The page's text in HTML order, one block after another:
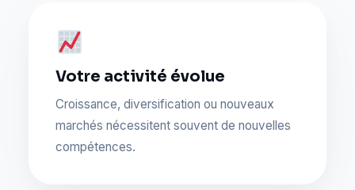
Votre activité évolue
Croissance, diversification ou nouveaux
marchés nécessitent souvent de nouvelles
compétences.